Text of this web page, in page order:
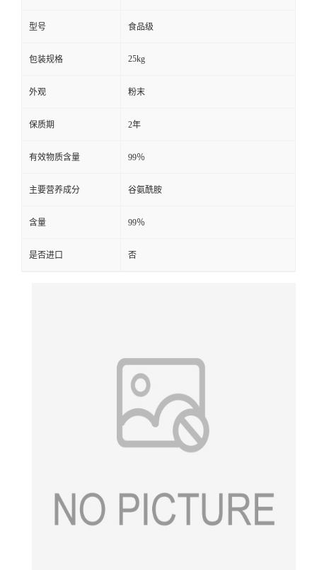
型号 食品级
包装规格 25kg
外观 粉末
保质期 2年
有效物质含量 99％
主要营养成分 谷氨酰胺
含量 99％
是否进口 否